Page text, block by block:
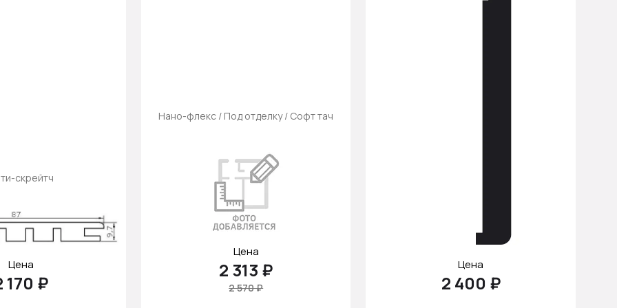
скрейтч
Цена
170 ₽
Нано-флекс / Под отделку / Софт тач
Цена
2 313 ₽
2 570 ₽
Цена
2 400 ₽